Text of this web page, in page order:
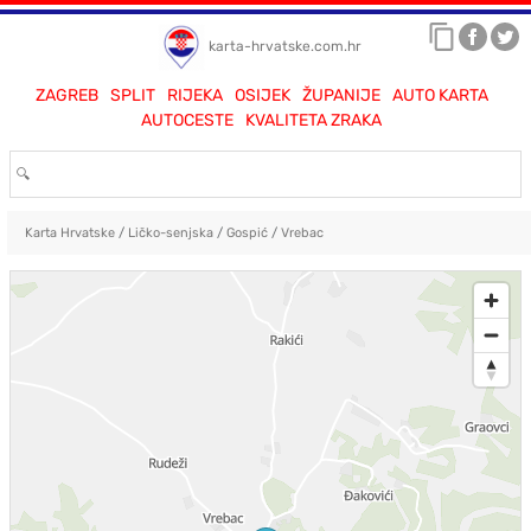
karta-hrvatske.com.hr
ZAGREB SPLIT RIJEKA OSIJEK ŽUPANIJE
AUTO KARTA
AUTOCESTE
KVALITETA ZRAKA
Karta Hrvatske/ Ličko-senjska/ Gospić/ Vrebac